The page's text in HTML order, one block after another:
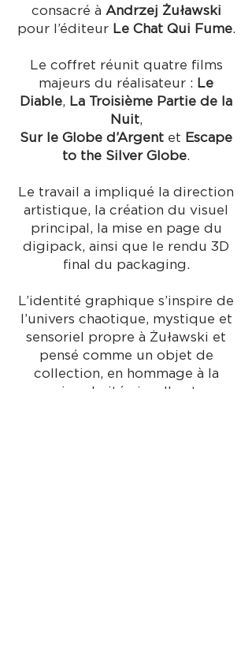
consacré à Andrzej Żuławski
pour l’éditeur Le Chat Qui Fume.
Le coffret réunit quatre films
majeurs du réalisateur : Le
Diable, La Troisième Partie de la
Nuit,
Sur le Globe d’Argent et Escape
to the Silver Globe.
Le travail a impliqué la direction
artistique, la création du visuel
principal, la mise en page du
digipack, ainsi que le rendu 3D
final du packaging.
L’identité graphique s’inspire de
l’univers chaotique, mystique et
sensoriel propre à Żuławski et
pensé comme un objet de
collection, en hommage à la
singularité visuelle et